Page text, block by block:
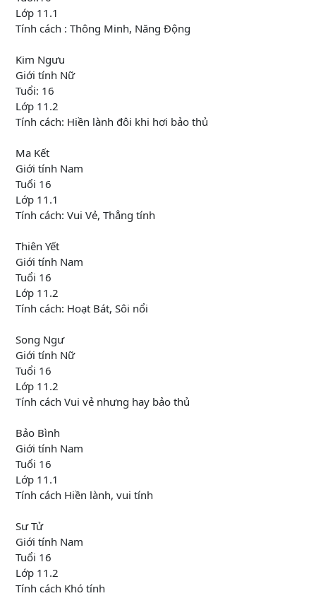
Lớp 11.1
Tính cách : Thông Minh, Năng Động
Kim Ngưu
Giới tính Nữ
Tuổi: 16
Lớp 11.2
Tính cách: Hiền lành đôi khi hơi bảo thủ
Ma Kết
Giới tính Nam
Tuổi 16
Lớp 11.1
Tính cách: Vui Vẻ, Thẳng tính
Thiên Yết
Giới tính Nam
Tuổi 16
Lớp 11.2
Tính cách: Hoạt Bát, Sôi nổi
Song Ngư
Giới tính Nữ
Tuổi 16
Lớp 11.2
Tính cách Vui vẻ nhưng hay bảo thủ
Bảo Bình
Giới tính Nam
Tuổi 16
Lớp 11.1
Tính cách Hiền lành, vui tính
Sư Tử
Giới tính Nam
Tuổi 16
Lớp 11.2
Tính cách Khó tính